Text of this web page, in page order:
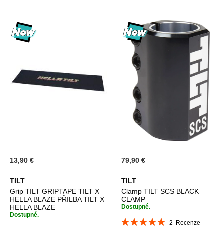
13,90 €
TILT
Grip TILT GRIPTAPE TILT X
HELLA BLAZE PŘILBA TILT X
HELLA BLAZE
Dostupné.
79,90 €
TILT
Clamp TILT SCS BLACK
CLAMP
Dostupné.
Hodnocení:
2 Recenze